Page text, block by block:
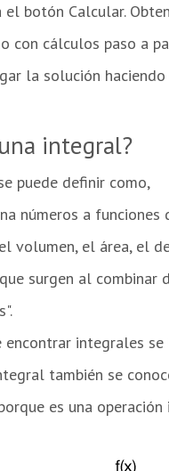
el botón Calcular.
con cálculos paso a
la solución
integral?
puede definir como,
números a funciones
volumen, el área, el
surgen al combinar
encontrar integrales
también se
es una operación